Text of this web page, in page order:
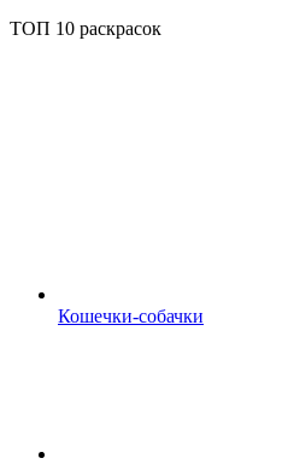
ТОП 10 раскрасок
Кошечки-собачки